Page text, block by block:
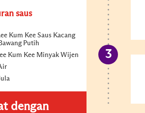
saus
Kum Kee Saus Kacang
Putih
Kum Kee Minyak Wijen
dengan